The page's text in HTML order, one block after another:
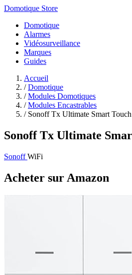
Domotique Store
Domotique
Alarmes
Vidéosurveillance
Marques
Guides
Accueil
/ Domotique
/ Modules Domotiques
/ Modules Encastrables
/ Sonoff Tx Ultimate Smart
Sonoff Tx Ultimate
SonoffWiFi
Acheter sur Amazon